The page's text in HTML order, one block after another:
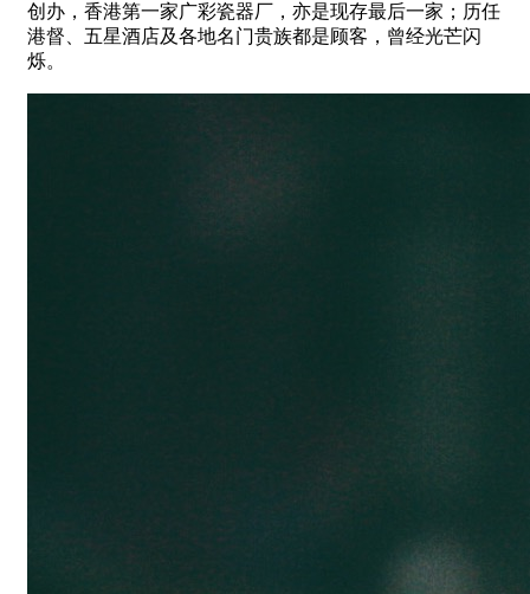
创办，香港第一家广彩瓷器厂，亦是现存最后一家；历任
港督、五星酒店及各地名门贵族都是顾客，曾经光芒闪
烁。